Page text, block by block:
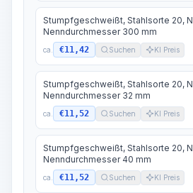
Stumpfgeschweißt, Stahlsorte 20,
Nenndurchmesser 300 mm
ca. €11,42 Suchen KI Preis
Stumpfgeschweißt, Stahlsorte 20,
Nenndurchmesser 32 mm
ca. €11,52 Suchen KI Preis
Stumpfgeschweißt, Stahlsorte 20,
Nenndurchmesser 40 mm
ca. €11,52 Suchen KI Preis